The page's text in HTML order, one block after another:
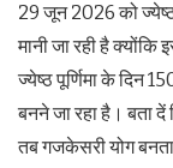
29 जून 2026 को ज्येष्ठ
मानी जा रही है क्योंकि
ज्येष्ठ पूर्णिमा के दिन
बनने जा रहा है। बता
तब गजकेसरी योग